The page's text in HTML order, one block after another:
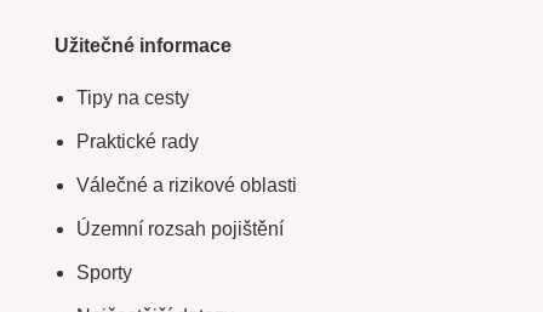
Užitečné informace
Tipy na cesty
Praktické rady
Válečné a rizikové oblasti
Územní rozsah pojištění
Sporty